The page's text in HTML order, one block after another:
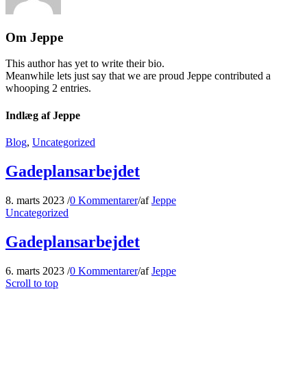
Om Jeppe
This author has yet to write their bio.
Meanwhile lets just say that we are proud Jeppe contributed a
whooping 2 entries.
Indlæg af Jeppe
Blog, Uncategorized
Gadeplansarbejdet
8. marts 2023 /0 Kommentarer/afJeppe
Uncategorized
Gadeplansarbejdet
6. marts 2023 /0 Kommentarer/afJeppe
Scroll to top